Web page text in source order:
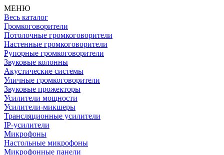
МЕНЮ
Весь каталог
Громкоговорители
Потолочные громкоговорители
Настенные громкоговорители
Рупорные громкоговорители
Звуковые колонны
Акустические системы
Уличные громкоговорители
Звуковые прожекторы
Усилители мощности
Усилители-микшеры
Трансляционные усилители
IP-усилители
Микрофоны
Настольные микрофоны
Микрофонные панели